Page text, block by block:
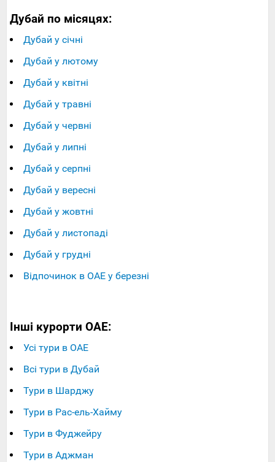
Дубай по місяцях:
Дубай у січні
Дубай у лютому
Дубай у квітні
Дубай у травні
Дубай у червні
Дубай у липні
Дубай у серпні
Дубай у вересні
Дубай у жовтні
Дубай у листопаді
Дубай у грудні
Відпочинок в ОАЕ у березні
Інші курорти ОАЕ:
Усі тури в ОАЕ
Всі тури в Дубай
Тури в Шарджу
Тури в Рас-ель-Хайму
Тури в Фуджейру
Тури в Аджман